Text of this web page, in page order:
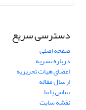
دسترسی سریع
صفحه اصلی
درباره نشریه
اعضای هیات تحریریه
ارسال مقاله
تماس با ما
نقشه سایت